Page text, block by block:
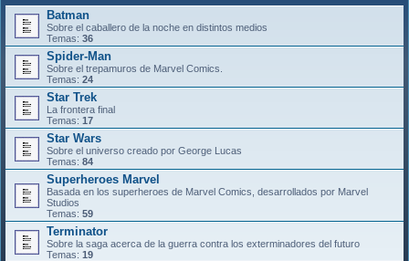
Batman
Sobre el caballero de la noche en distintos medios
Temas: 36
Spider-Man
Sobre el trepamuros de Marvel Comics.
Temas: 24
Star Trek
La frontera final
Temas: 17
Star Wars
Sobre el universo creado por George Lucas
Temas: 84
Superheroes Marvel
Basada en los superheroes de Marvel Comics, desarrollados por Marvel
Studios
Temas: 59
Terminator
Sobre la saga acerca de la guerra contra los exterminadores del futuro
Temas: 19